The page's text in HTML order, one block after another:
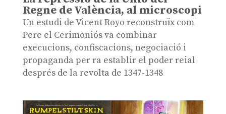
Regne de València, al microscopi
Un estudi de Vicent Royo reconstruïx com
Pere el Cerimoniós va combinar
execucions, confiscacions, negociació i
propaganda per ra establir el poder reial
després de la revolta de 1347-1348